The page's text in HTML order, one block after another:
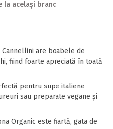
la același brand
are boabele de
fiind foarte apreciată în toată
pentru supe italiene
sau preparate vegane și
Organic este fiartă, gata de